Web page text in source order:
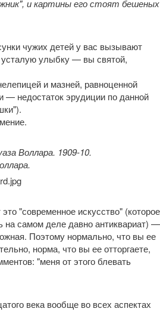
и картины его стоят бешеных
чужих детей у вас вызывают
улыбку — вы святой,
и мазней, равноценной
— недостаток эрудиции по данной
Воллара. 1909-10.
"современное искусство" (которое
на самом деле давно антиквариат) —
Поэтому нормально, что вы ее
норма, что вы ее отторгаете,
"меня от этого блевать
века вообще во всех аспектах